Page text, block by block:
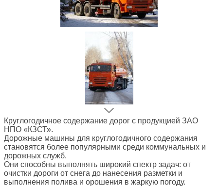
Круглогодичное содержание дорог с продукцией ЗАО
НПО «КЗСТ».
Дорожные машины для круглогодичного содержания
становятся более популярными среди коммунальных и
дорожных служб.
Они способны выполнять широкий спектр задач: от
очистки дороги от снега до нанесения разметки и
выполнения полива и орошения в жаркую погоду.